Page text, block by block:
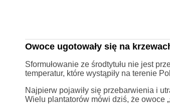
Owoce ugotowały się na
Sformułowanie ze środtytułu nie jest
temperatur, które wystąpiły na terenie
Najpierw pojawiły się przebarwienia i
Wielu plantatorów mówi dziś, że owoce